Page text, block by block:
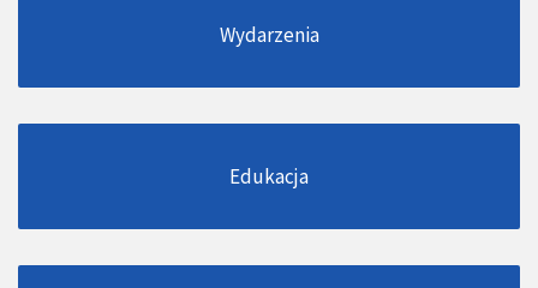
Wydarzenia
Edukacja